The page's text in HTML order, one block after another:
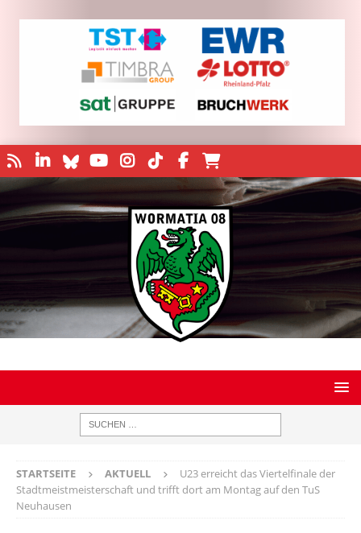
STARTSEITE AKTUELL
U23 erreicht das Viertelfinale der
Stadtmeistmeisterschaft und trifft dort am Montag auf den TuS
Neuhausen